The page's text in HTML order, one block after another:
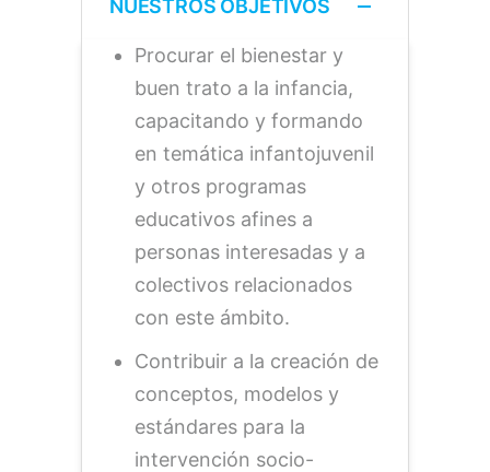
NUESTROS OBJETIVOS
Procurar el bienestar y
buen trato a la infancia,
capacitando y formando
en temática infantojuvenil
y otros programas
educativos afines a
personas interesadas y a
colectivos relacionados
con este ámbito.
Contribuir a la creación de
conceptos, modelos y
estándares para la
intervención socio-